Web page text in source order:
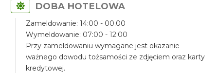
DOBA HOTELOWA
Zameldowanie: 14:00 - 00.00
Wymeldowanie: 07:00 - 12:00
Przy zameldowaniu wymagane jest okazanie
ważnego dowodu tożsamości ze zdjęciem oraz karty
kredytowej.